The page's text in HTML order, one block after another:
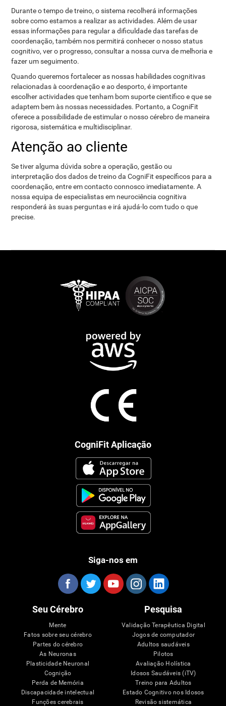
Durante o tempo de treino, o sistema recolherá informações
sobre como estamos a realizar as actividades. Além de usar
essas informações para regular a dificuldade das tarefas de
coordenação, também nos permitirá conhecer o nosso status
cognitivo, ver o progresso, consultar a nossa curva de melhoria e
fazer um seguimento.
Quando queremos fortalecer as nossas habilidades cognitivas
relacionadas à coordenação e ao desporto, é importante
escolher actividades que tenham bom suporte científico e que se
adaptem bem às nossas necessidades. Portanto, a CogniFit
oferece a possibilidade de estimular o nosso cérebro de maneira
rigorosa, sistemática e multidisciplinar.
Atenção ao cliente
Se tiver alguma dúvida sobre a operação, gestão ou
interpretação dos dados de treino da CogniFit específicos para a
coordenação, entre em contacto connosco imediatamente. A
nossa equipa de especialistas em neurociência cognitiva
responderá às suas perguntas e irá ajudá-lo com tudo o que
precise.
CogniFit Aplicação
Siga-nos em
Seu Cérebro
Mente
Fatos sobre seu cérebro
Partes do cérebro
As Neuronas
Plasticidade Neuronal
Cognição
Perda de Memória
Discapacidade intelectual
Funções cerebrais
Pesquisa
Validação Terapêutica Digital
Jogos de computador
Adultos saudáveis
Pilotos
Avaliação Holística
Idosos Saudáveis (iTV)
Treino para Adultos
Estado Cognitivo nos Idosos
Revisão sistemática